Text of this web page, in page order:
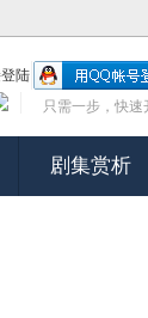
只需一步，快速
剧集赏析